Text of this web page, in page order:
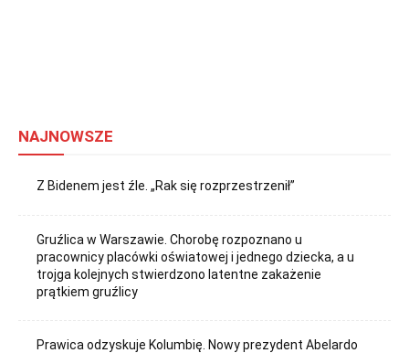
NAJNOWSZE
Z Bidenem jest źle. „Rak się rozprzestrzenił”
Gruźlica w Warszawie. Chorobę rozpoznano u
pracownicy placówki oświatowej i jednego dziecka, a u
trojga kolejnych stwierdzono latentne zakażenie
prątkiem gruźlicy
Prawica odzyskuje Kolumbię. Nowy prezydent Abelardo